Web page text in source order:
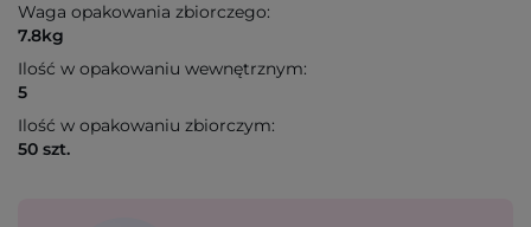
Waga opakowania zbiorczego:
7.8kg
Ilość w opakowaniu wewnętrznym:
5
Ilość w opakowaniu zbiorczym:
50 szt.